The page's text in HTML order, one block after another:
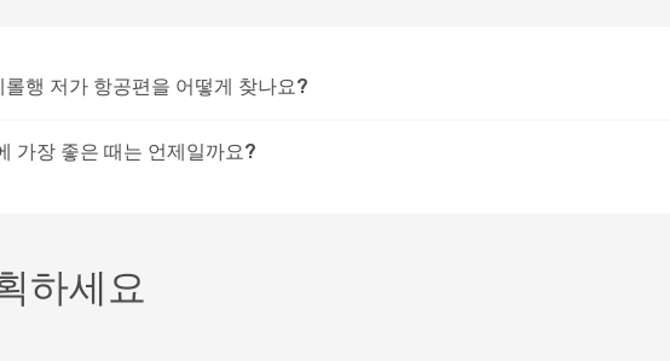
행 저가 항공편을 어떻게 찾나요?
가장 좋은 때는 언제일까요?
하세요